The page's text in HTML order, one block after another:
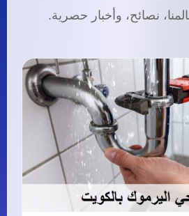
نصائح، وأخبار حصرية.